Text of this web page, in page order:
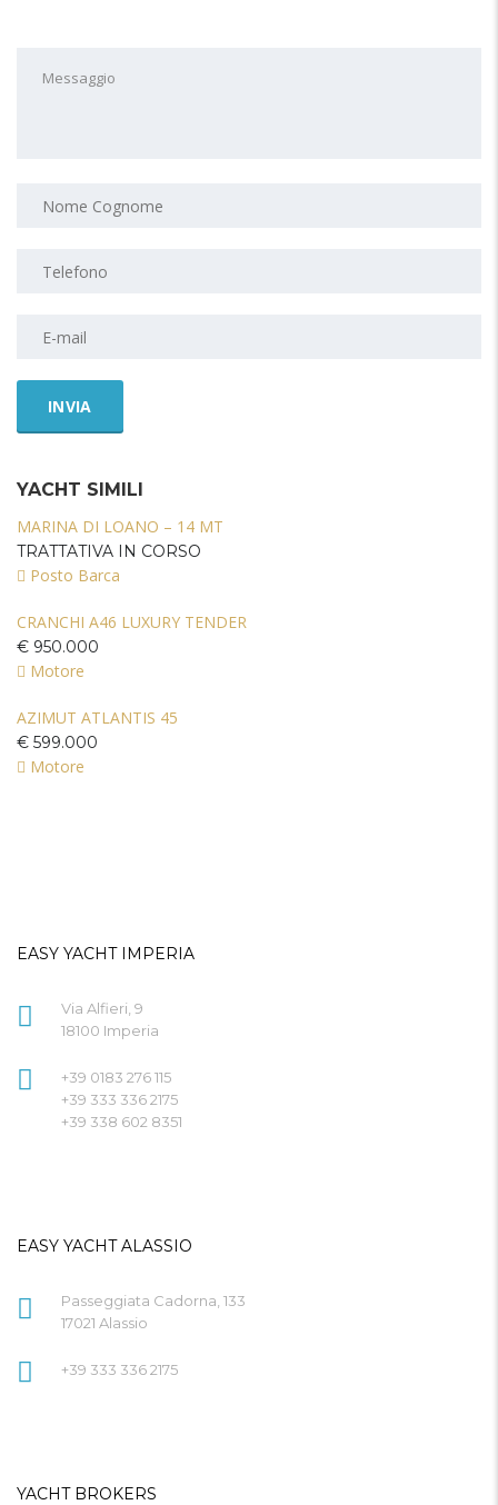
YACHT SIMILI
MARINA DI LOANO – 14 MT
TRATTATIVA IN CORSO
Posto Barca
CRANCHI A46 LUXURY TENDER
€ 950.000
Motore
AZIMUT ATLANTIS 45
€ 599.000
Motore
EASY YACHT IMPERIA
Via Alfieri, 9
18100 Imperia
+39 0183 276 115
+39 333 336 2175
+39 338 602 8351
EASY YACHT ALASSIO
Passeggiata Cadorna, 133
17021 Alassio
+39 333 336 2175
YACHT BROKERS